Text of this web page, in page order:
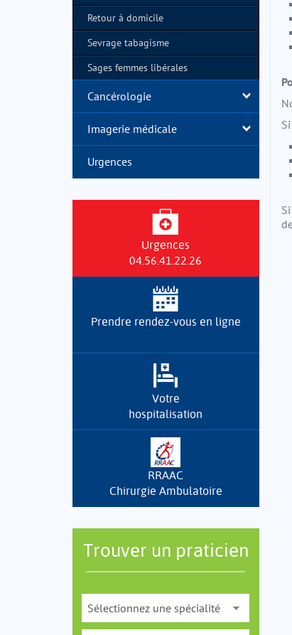
Retour à domicile
Sevrage tabagisme
Sages femmes libérales
Cancérologie
Imagerie médicale
Urgences
Urgences
04.56.41.22.26
Prendre rendez-vous en ligne
Votre
hospitalisation
RRAAC
Chirurgie Ambulatoire
Trouver un praticien